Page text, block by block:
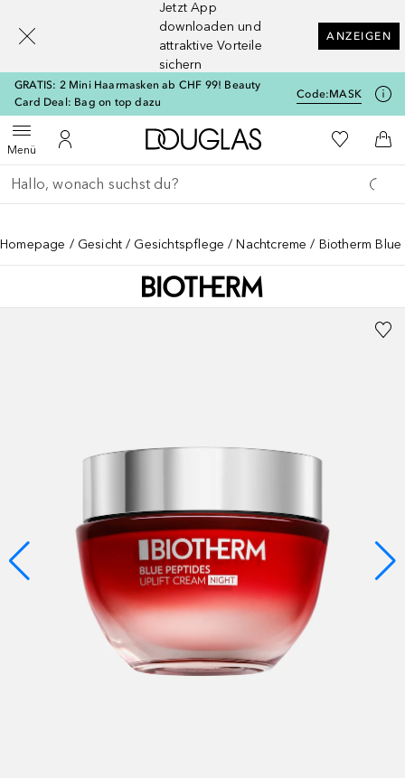
Jetzt App
downloaden und
attraktive Vorteile
sichern
ANZEIGEN
GRATIS: 2 Mini Haarmasken ab CHF 99! Beauty
Card Deal: Bag on top dazu
Code:MASK
MenüMenü öffnenZu Meinem Kundenkonto
Zur Douglas Startseite
Zu Meiner
Gehe zurück
Suche ausführen
Homepage Gesicht Gesichtspflege Nachtcreme Biotherm
[navigation.slideout.screenreader]